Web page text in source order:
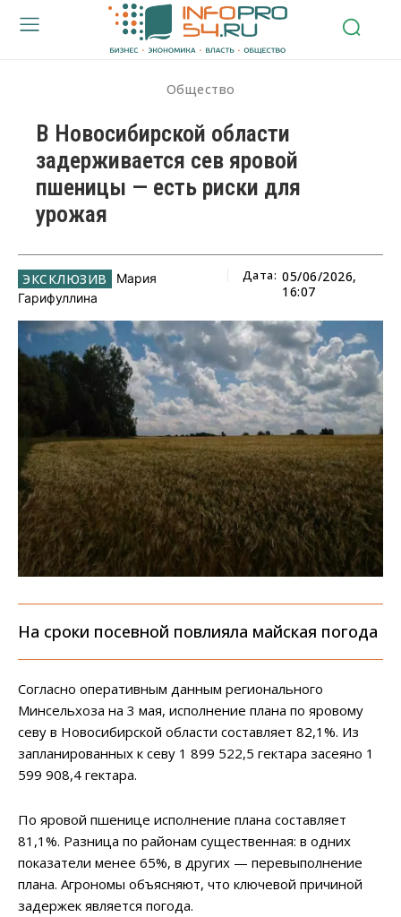
Общество
В Новосибирской области
задерживается сев яровой
пшеницы — есть риски для
урожая
Мария
Гарифуллина
Дата: 05/06/2026,
16:07
На сроки посевной повлияла майская погода
Согласно оперативным данным регионального
Минсельхоза на 3 мая, исполнение плана по яровому
севу в Новосибирской области составляет 82,1%. Из
запланированных к севу 1 899 522,5 гектара засеяно 1
599 908,4 гектара.
По яровой пшенице исполнение плана составляет
81,1%. Разница по районам существенная: в одних
показатели менее 65%, в других — перевыполнение
плана. Агрономы объясняют, что ключевой причиной
задержек является погода.